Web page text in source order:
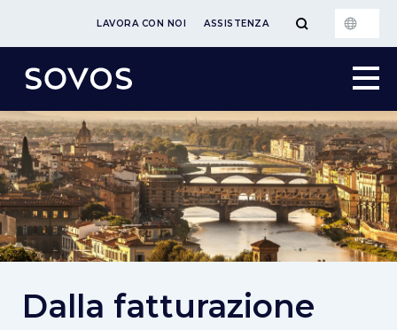
LAVORA CON NOI ASSISTENZA
Dalla fatturazione